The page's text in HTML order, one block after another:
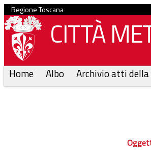
Regione Toscana
CITTÀ
Home Albo Archivio atti